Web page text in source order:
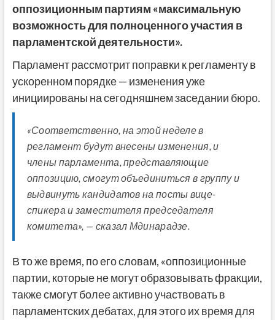
оппозиционным партиям «максимальную
возможность для полноценного участия в
парламентской деятельности».
Парламент рассмотрит поправки к регламенту в
ускоренном порядке — изменения уже
инициированы на сегодняшнем заседании бюро.
«Соответственно, на этой неделе в
регламент будут внесены изменения, и
члены парламента, представляющие
оппозицию, смогут объединиться в группу и
выдвинуть кандидатов на посты вице-
спикера и заместителя председателя
комитета», — сказал Мдинарадзе.
В то же время, по его словам, «оппозиционные
партии, которые не могут образовывать фракции,
также смогут более активно участвовать в
парламентских дебатах, для этого их время для